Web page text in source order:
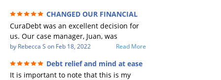
CHANGED OUR FINANCIAL
FUTURE (credit 200 Points / 90 K in debt
GONE)
CuraDebt was an excellent decision for
us. Our case manager, Juan, was
incredible to work with. He and Julio
Every communication was quickly
responded to and all of our questions
by Rebecca S on Feb 18, 2022 Read More
Debt relief and mind at ease
It is important to note that this is my